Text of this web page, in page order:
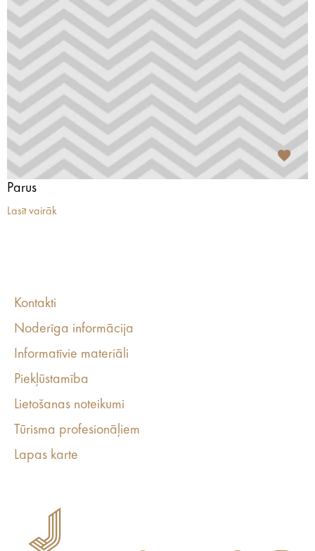
Parus
Lasīt vairāk
Kontakti
Noderīga informācija
Informatīvie materiāli
Piekļūstamība
Lietošanas noteikumi
Tūrisma profesionāļiem
Lapas karte